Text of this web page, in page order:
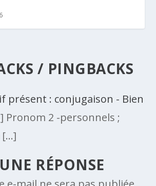
/ PINGBACKS
présent : conjugaison - Bien
Pronom 2 -personnels ;
[…]
RÉPONSE